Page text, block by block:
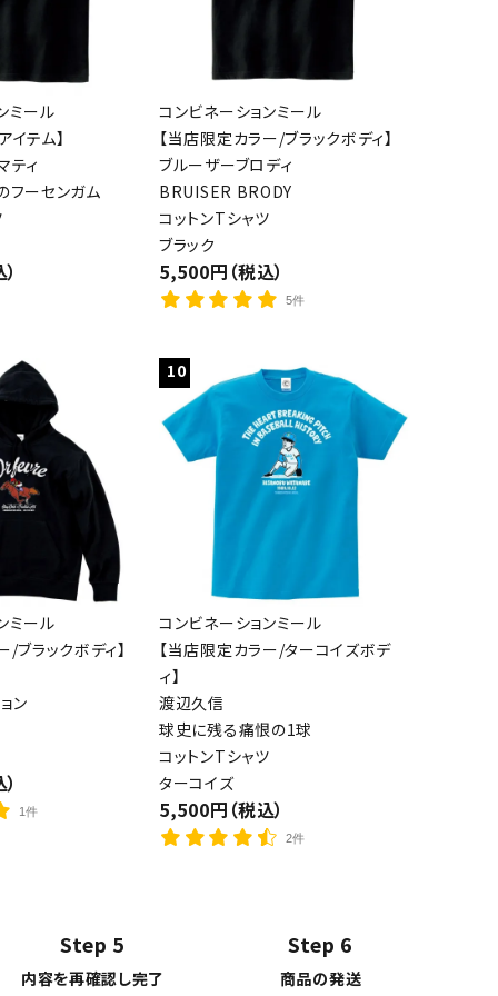
ミール
イテム】
ティ
フーセンガム
コンビネーションミール
【当店限定カラー/ブラックボディ】
ブルーザーブロディ
BRUISER BRODY
コットンTシャツ
ブラック
5,500円（税込）
5件
ミール
/ブラックボディ】
ン
1件
10
コンビネーションミール
【当店限定カラー/ターコイズボデ
ィ】
渡辺久信
球史に残る痛恨の1球
コットンTシャツ
ターコイズ
5,500円（税込）
2件
Step 5
内容を再確認し完了
Step 6
商品の発送